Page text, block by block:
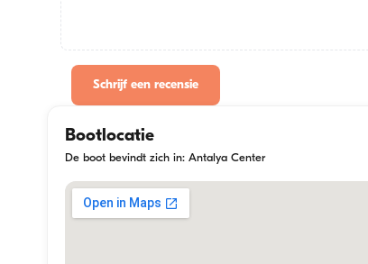
Schrijf een recensie
Bootlocatie
De boot bevindt zich in: Antalya Center